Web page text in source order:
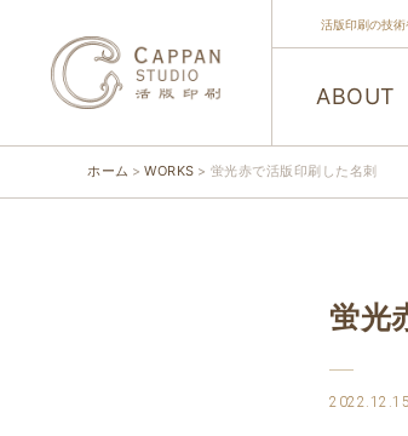
活版印刷の技
ABOUT
ホーム WORKS 蛍光赤で活版印刷した名刺
蛍光
2022.12.15